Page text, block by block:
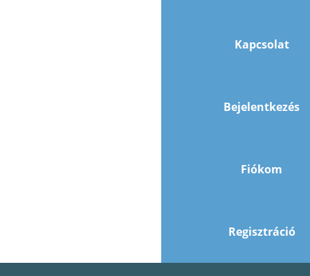
Kapcsolat
Bejelentkezés
Fiókom
Regisztráció